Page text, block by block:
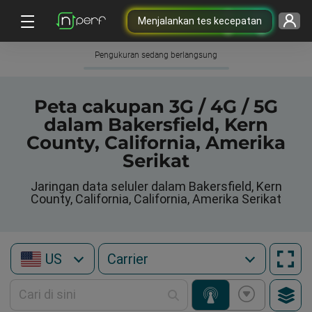
Menjalankan tes kecepatan
Pengukuran sedang berlangsung
Peta cakupan 3G / 4G / 5G
dalam Bakersfield, Kern
County, California, Amerika
Serikat
Jaringan data seluler dalam Bakersfield, Kern
County, California, California, Amerika Serikat
US